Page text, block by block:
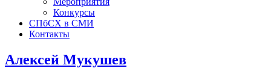
Конкурсы
СПбСХ в СМИ
Контакты
Алексей Мукушев